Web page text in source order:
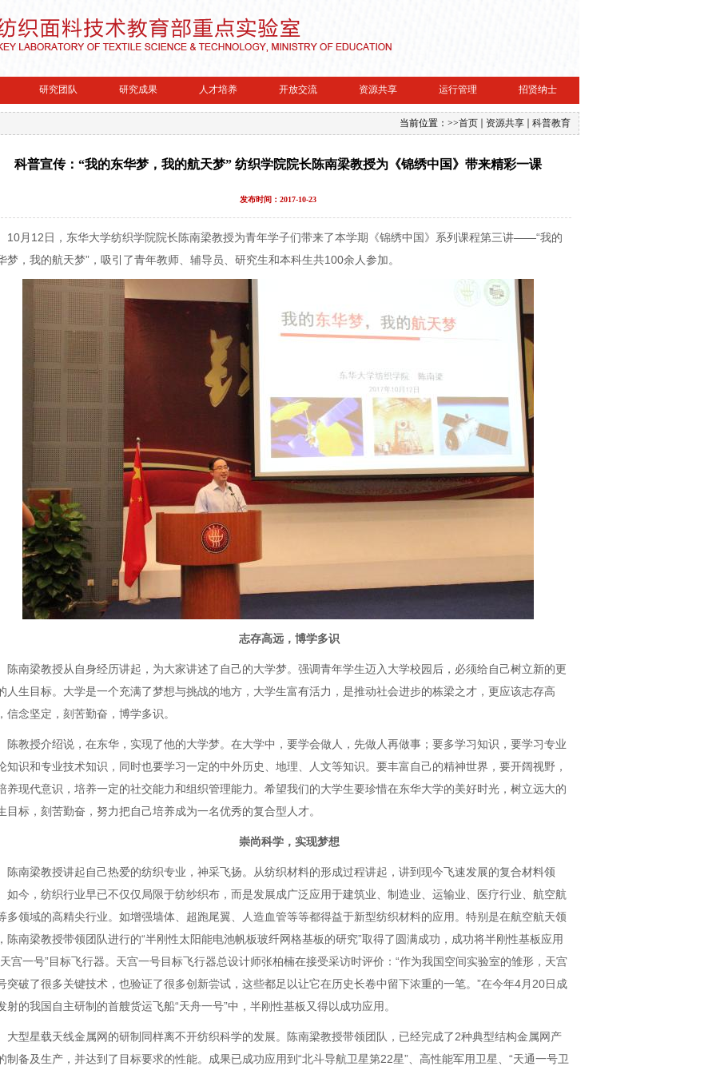
研究团队 研究成果 人才培养 开放交流 资源共享 运行管理 招贤纳士
当前位置： >>首页 资源共享 科普教育
科普宣传：“我的东华梦，我的航天梦” 纺织学院院长陈南梁教授为《锦绣中国》带来精彩一课
发布时间：2017-10-23
10月12日，东华大学纺织学院院长陈南梁教授为青年学子们带来了本学期《锦绣中国》系列课程第三讲——“我的
梦，我的航天梦”，吸引了青年教师、辅导员、研究生和本科生共100余人参加。
志存高远，博学多识
陈南梁教授从自身经历讲起，为大家讲述了自己的大学梦。强调青年学生迈入大学校园后，必须给自己树立新的更
人生目标。大学是一个充满了梦想与挑战的地方，大学生富有活力，是推动社会进步的栋梁之才，更应该志存高
信念坚定，刻苦勤奋，博学多识。
陈教授介绍说，在东华，实现了他的大学梦。在大学中，要学会做人，先做人再做事；要多学习知识，要学习专业
知识和专业技术知识，同时也要学习一定的中外历史、地理、人文等知识。要丰富自己的精神世界，要开阔视野，
养现代意识，培养一定的社交能力和组织管理能力。希望我们的大学生要珍惜在东华大学的美好时光，树立远大的
目标，刻苦勤奋，努力把自己培养成为一名优秀的复合型人才。
崇尚科学，实现梦想
陈南梁教授讲起自己热爱的纺织专业，神采飞扬。从纺织材料的形成过程讲起，讲到现今飞速发展的复合材料领
如今，纺织行业早已不仅仅局限于纺纱织布，而是发展成广泛应用于建筑业、制造业、运输业、医疗行业、航空航
多领域的高精尖行业。如增强墙体、超跑尾翼、人造血管等等都得益于新型纺织材料的应用。特别是在航空航天领
陈南梁教授带领团队进行的“半刚性太阳能电池帆板玻纤网格基板的研究”取得了圆满成功，成功将半刚性基板应用
宫一号”目标飞行器。天宫一号目标飞行器总设计师张柏楠在接受采访时评价：“作为我国空间实验室的雏形，天宫
突破了很多关键技术，也验证了很多创新尝试，这些都足以让它在历史长卷中留下浓重的一笔。”在今年4月20日成
射的我国自主研制的首艘货运飞船“天舟一号”中，半刚性基板又得以成功应用。
大型星载天线金属网的研制同样离不开纺织科学的发展。陈南梁教授带领团队，已经完成了2种典型结构金属网产
制备及生产，并达到了目标要求的性能。成果已成功应用到“北斗导航卫星第22星”、高性能军用卫星、“天通一号卫